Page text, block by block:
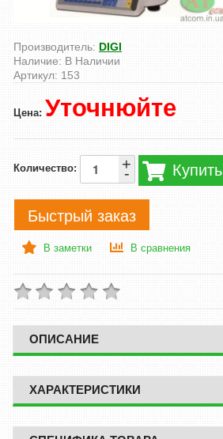
Производитель: DIGI
Наличие: В Наличии
Артикул: 153
Цена: Уточнюйте
Количество: -
+ Купить
Быстрый заказ
В заметки В сравнения
ОПИСАНИЕ
ХАРАКТЕРИСТИКИ